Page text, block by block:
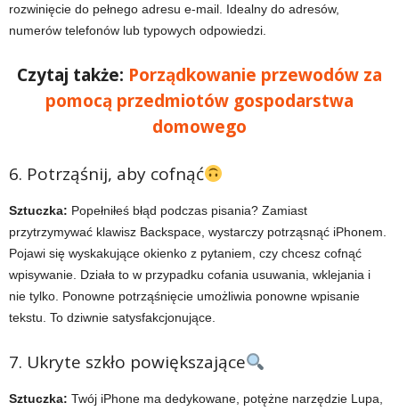
rozwinięcie do pełnego adresu e-mail. Idealny do adresów,
numerów telefonów lub typowych odpowiedzi.
Czytaj także: Porządkowanie przewodów za
pomocą przedmiotów gospodarstwa
domowego
6. Potrząśnij, aby cofnąć
Sztuczka: Popełniłeś błąd podczas pisania? Zamiast
przytrzymywać klawisz Backspace, wystarczy potrząsnąć iPhonem.
Pojawi się wyskakujące okienko z pytaniem, czy chcesz cofnąć
wpisywanie. Działa to w przypadku cofania usuwania, wklejania i
nie tylko. Ponowne potrząśnięcie umożliwia ponowne wpisanie
tekstu. To dziwnie satysfakcjonujące.
7. Ukryte szkło powiększające
Sztuczka: Twój iPhone ma dedykowane, potężne narzędzie Lupa,